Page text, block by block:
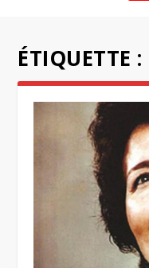
ÉTIQUETTE :